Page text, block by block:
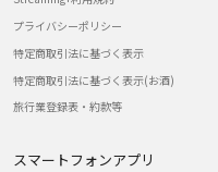
プライバシーポリシー
特定商取引法に基づく表示
特定商取引法に基づく表示(お酒)
旅行業登録表・約款等
スマートフォンアプリ